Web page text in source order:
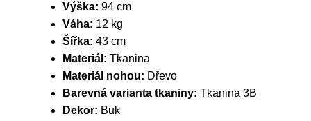
Výška: 94 cm
Váha: 12 kg
Šířka: 43 cm
Materiál: Tkanina
Materiál nohou: Dřevo
Barevná varianta tkaniny: Tkanina 3B
Dekor: Buk